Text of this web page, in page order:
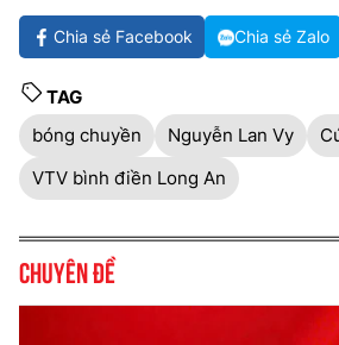
Chia sẻ Facebook Chia sẻ Zalo
TAG
bóng chuyền
Nguyễn Lan Vy
VTV bình điền Long An
Chuyên đề